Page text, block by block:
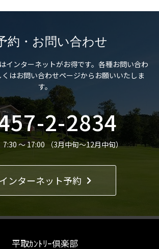
約・お問い合わせ
インターネットがお得です。 各種お問い合わ
はお問い合わせページからお願いいたしま
す。
2-2834
～ 17:00 （3月中旬～12月中旬）
インターネット予約
平取ｶﾝﾄﾘｰ倶楽部